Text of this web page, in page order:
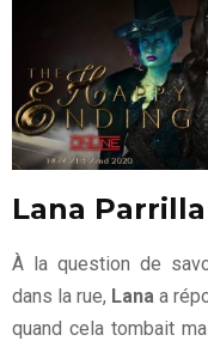
Lana Parrilla
À la question de
dans la rue, Lana a
quand cela tombait